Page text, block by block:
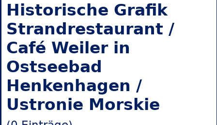
Historische Grafik
Strandrestaurant /
Café Weiler in
Ostseebad
Henkenhagen /
Ustronie Morskie